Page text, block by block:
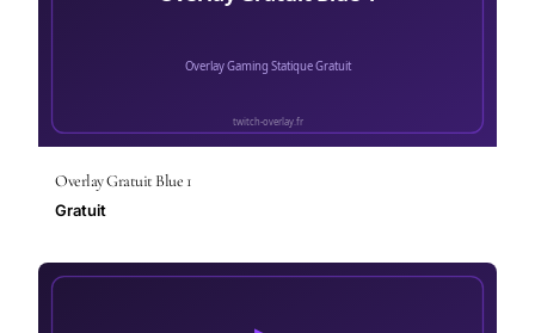
Overlay Gratuit Blue 1
Gratuit